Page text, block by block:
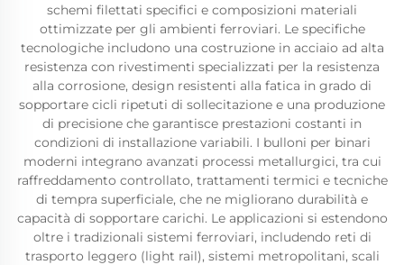
schemi filettati specifici e composizioni materiali
ottimizzate per gli ambienti ferroviari. Le specifiche
tecnologiche includono una costruzione in acciaio ad alta
resistenza con rivestimenti specializzati per la resistenza
alla corrosione, design resistenti alla fatica in grado di
sopportare cicli ripetuti di sollecitazione e una produzione
di precisione che garantisce prestazioni costanti in
condizioni di installazione variabili. I bulloni per binari
moderni integrano avanzati processi metallurgici, tra cui
raffreddamento controllato, trattamenti termici e tecniche
di tempra superficiale, che ne migliorano durabilità e
capacità di sopportare carichi. Le applicazioni si estendono
oltre i tradizionali sistemi ferroviari, includendo reti di
trasporto leggero (light rail), sistemi metropolitani, scali